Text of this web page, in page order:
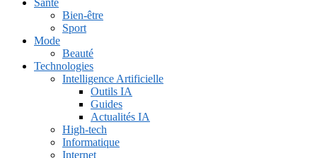
Santé
Bien-être
Sport
Mode
Beauté
Technologies
Intelligence Artificielle
Outils IA
Guides
Actualités IA
High-tech
Informatique
Internet